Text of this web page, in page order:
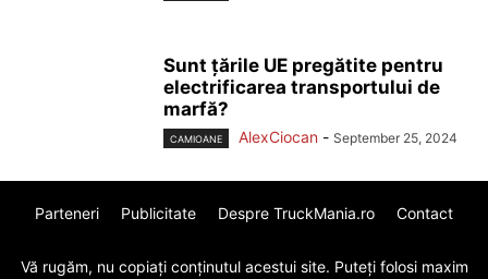
Sunt țările UE pregătite pentru
electrificarea transportului de
marfă?
CAMIOANE AlexCiocan - September 25, 2024
Parteneri Publicitate Despre TruckMania.ro Contact
Vă rugăm, nu copiați conținutul acestui site. Puteți folosi maxim